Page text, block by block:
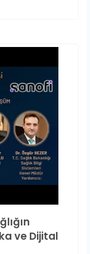
ve Dijital